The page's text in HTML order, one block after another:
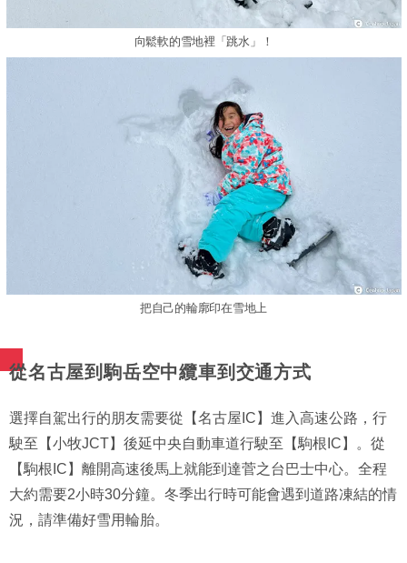
向鬆軟的雪地裡「跳水」！
把自己的輪廓印在雪地上
從名古屋到駒岳空中纜車到交通方式
選擇自駕出行的朋友需要從【名古屋IC】進入高速公路，行
駛至【小牧JCT】後延中央自動車道行駛至【駒根IC】。從
【駒根IC】離開高速後馬上就能到達菅之台巴士中心。全程
大約需要2小時30分鐘。冬季出行時可能會遇到道路凍結的情
況，請準備好雪用輪胎。